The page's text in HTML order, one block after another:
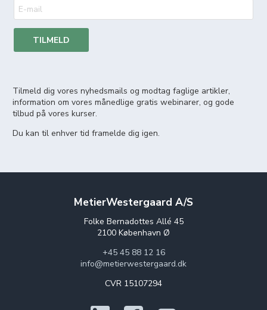
TILMELD
Tilmeld dig vores nyhedsmails og modtag faglige artikler,
information om vores månedlige gratis webinarer, og gode
tilbud på vores kurser.
Du kan til enhver tid framelde dig igen.
MetierWestergaard A/S
Folke Bernadottes Allé 45
2100 København Ø
+45 45 88 12 16
info@metierwestergaard.dk
CVR 15107294